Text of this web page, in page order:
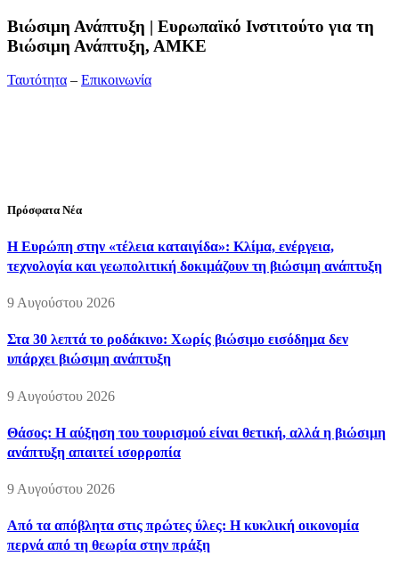
Bιώσιμη Ανάπτυξη | Ευρωπαϊκό Ινστιτούτο για τη
Βιώσιμη Ανάπτυξη, ΑΜΚΕ
Ταυτότητα – Επικοινωνία
Πρόσφατα Νέα
Η Ευρώπη στην «τέλεια καταιγίδα»: Κλίμα, ενέργεια,
τεχνολογία και γεωπολιτική δοκιμάζουν τη βιώσιμη ανάπτυξη
9 Αυγούστου 2026
Στα 30 λεπτά το ροδάκινο: Χωρίς βιώσιμο εισόδημα δεν
υπάρχει βιώσιμη ανάπτυξη
9 Αυγούστου 2026
Θάσος: Η αύξηση του τουρισμού είναι θετική, αλλά η βιώσιμη
ανάπτυξη απαιτεί ισορροπία
9 Αυγούστου 2026
Από τα απόβλητα στις πρώτες ύλες: Η κυκλική οικονομία
περνά από τη θεωρία στην πράξη